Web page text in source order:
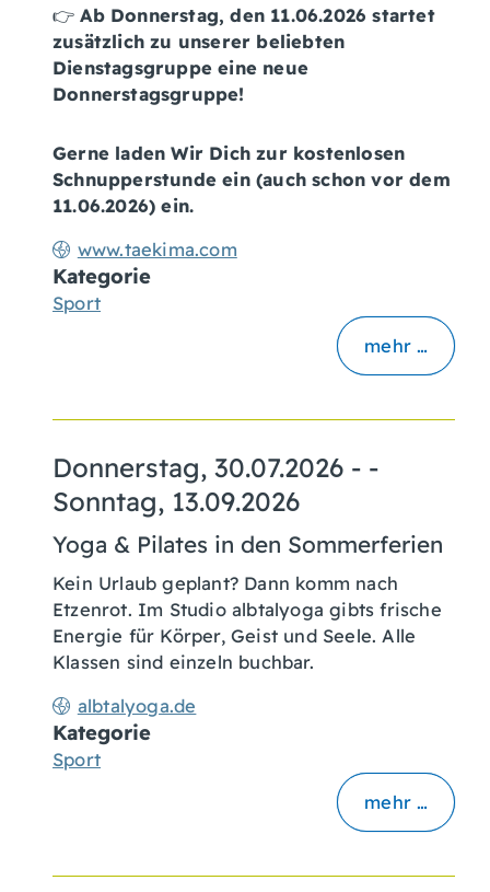
www.taekima.com
👉Ab Donnerstag, den 11.06.2026 startet
zusätzlich zu unserer beliebten
Dienstagsgruppe eine neue
Donnerstagsgruppe!
Gerne laden Wir Dich zur kostenlosen
Schnupperstunde ein (auch schon vor dem
11.06.2026) ein.
Kategorie
Sport
mehr …
Donnerstag, 30.07.2026 - -
Sonntag, 13.09.2026
Yoga & Pilates in den Sommerferien
albtalyoga.de
Kein Urlaub geplant? Dann komm nach
Etzenrot. Im Studio albtalyoga gibts frische
Energie für Körper, Geist und Seele. Alle
Klassen sind einzeln buchbar.
Kategorie
Sport
mehr …